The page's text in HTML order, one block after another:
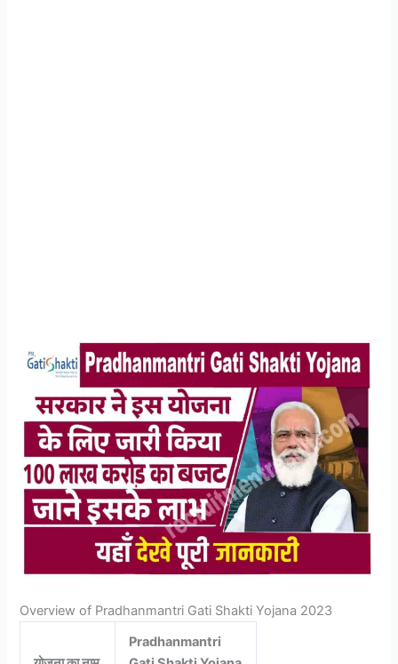
Overview of Pradhanmantri Gati Shakti Yojana 2023
Pradhanmantri